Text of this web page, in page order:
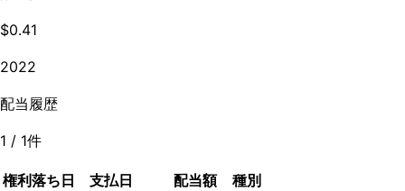
$0.41
2022
配当履歴
1 / 1件
権利落ち日 支払日 配当額
種別